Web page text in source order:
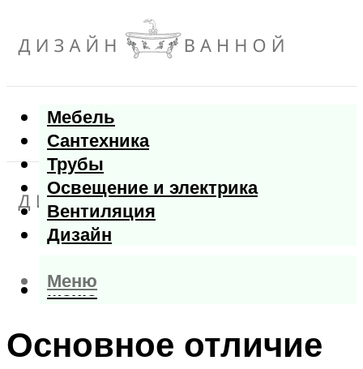
Мебель
Сантехника
Трубы
Освещение и электрика
Вентиляция
Дизайн
Меню
Меню
Основное отличие